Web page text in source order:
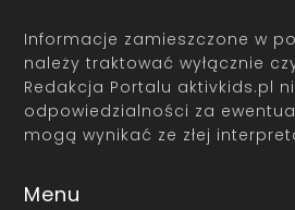
Informacje zamieszczone w
należy traktować wyłącznie
Redakcja Portalu aktivkids.pl
odpowiedzialności za
mogą wynikać ze złej
Menu